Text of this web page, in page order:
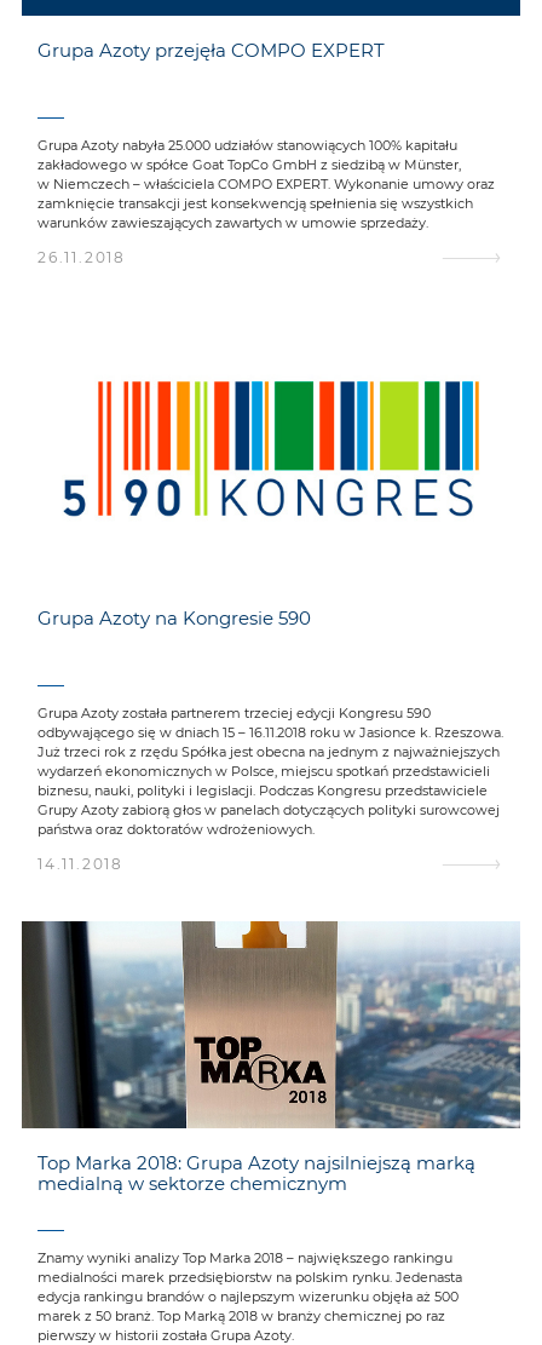
Grupa Azoty przejęła COMPO EXPERT
Grupa Azoty nabyła 25.000 udziałów stanowiących 100% kapitału
zakładowego w spółce Goat TopCo GmbH z siedzibą w Münster,
w Niemczech – właściciela COMPO EXPERT. Wykonanie umowy oraz
zamknięcie transakcji jest konsekwencją spełnienia się wszystkich
warunków zawieszających zawartych w umowie sprzedaży.
26.11.2018
Grupa Azoty na Kongresie 590
Grupa Azoty została partnerem trzeciej edycji Kongresu 590
odbywającego się w dniach 15 – 16.11.2018 roku w Jasionce k. Rzeszowa.
Już trzeci rok z rzędu Spółka jest obecna na jednym z najważniejszych
wydarzeń ekonomicznych w Polsce, miejscu spotkań przedstawicieli
biznesu, nauki, polityki i legislacji. Podczas Kongresu przedstawiciele
Grupy Azoty zabiorą głos w panelach dotyczących polityki surowcowej
państwa oraz doktoratów wdrożeniowych.
14.11.2018
Top Marka 2018: Grupa Azoty najsilniejszą marką
medialną w sektorze chemicznym
Znamy wyniki analizy Top Marka 2018 – największego rankingu
medialności marek przedsiębiorstw na polskim rynku. Jedenasta
edycja rankingu brandów o najlepszym wizerunku objęła aż 500
marek z 50 branż. Top Marką 2018 w branży chemicznej po raz
pierwszy w historii została Grupa Azoty.